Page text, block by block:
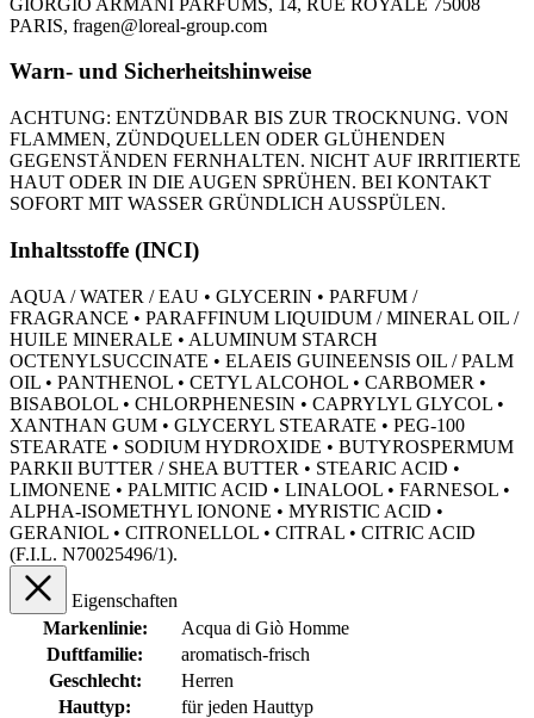
PARIS, fragen@loreal-group.com
Warn- und Sicherheitshinweise
ACHTUNG: ENTZÜNDBAR BIS ZUR TROCKNUNG. VON
FLAMMEN, ZÜNDQUELLEN ODER GLÜHENDEN
GEGENSTÄNDEN FERNHALTEN. NICHT AUF IRRITIERTE
HAUT ODER IN DIE AUGEN SPRÜHEN. BEI KONTAKT
SOFORT MIT WASSER GRÜNDLICH AUSSPÜLEN.
Inhaltsstoffe (INCI)
AQUA / WATER / EAU • GLYCERIN • PARFUM /
FRAGRANCE • PARAFFINUM LIQUIDUM / MINERAL OIL /
HUILE MINERALE • ALUMINUM STARCH
OCTENYLSUCCINATE • ELAEIS GUINEENSIS OIL / PALM
OIL • PANTHENOL • CETYL ALCOHOL • CARBOMER •
BISABOLOL • CHLORPHENESIN • CAPRYLYL GLYCOL •
XANTHAN GUM • GLYCERYL STEARATE • PEG-100
STEARATE • SODIUM HYDROXIDE • BUTYROSPERMUM
PARKII BUTTER / SHEA BUTTER • STEARIC ACID •
LIMONENE • PALMITIC ACID • LINALOOL • FARNESOL •
ALPHA-ISOMETHYL IONONE • MYRISTIC ACID •
GERANIOL • CITRONELLOL • CITRAL • CITRIC ACID
(F.I.L. N70025496/1).
Eigenschaften
Markenlinie:
Acqua di Giò Homme
Duftfamilie:
aromatisch-frisch
Geschlecht:
Herren
Hauttyp:
für jeden Hauttyp